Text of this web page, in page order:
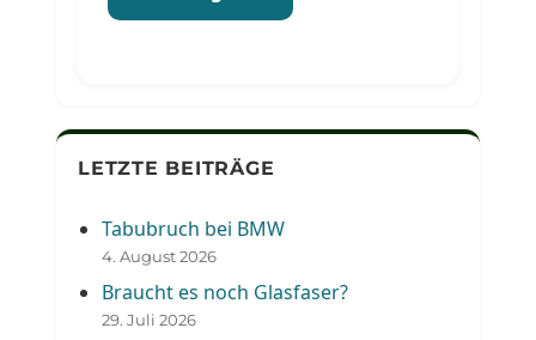
LETZTE BEITRÄGE
Tabubruch bei BMW
4. August 2026
Braucht es noch Glasfaser?
29. Juli 2026